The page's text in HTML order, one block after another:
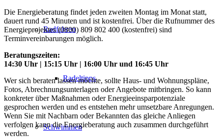
Radfahren
Radeltipps
Schwimmen
Die Energieberatung findet jeden zweiten Montag im Monat statt,
dauert rund 45 Minuten und ist kostenfrei. Über die Rufnummer des
Energieprojektes (0800) 809 802 400 (kostenfrei) sind
Terminvereinbarungen möglich.
Beratungszeiten:
14:30 Uhr | 15:15 Uhr | 16:00 Uhr und 16:45 Uhr
Wer sich beraten lassen möchte, sollte Haus- und Wohnungspläne,
Fotos, Abrechnungsunterlagen oder Angebote mitbringen. So kann
konkreter über Maßnahmen oder Energieeinsparpotenziale
gesprochen werden und es entstehen mehr umsetzbare Anregungen.
Wenn Sie mit Nachbarn oder Bekannten das gleiche Anliegen
verfolgen kann die Energieberatung auch zusammen durchgeführt
werden.